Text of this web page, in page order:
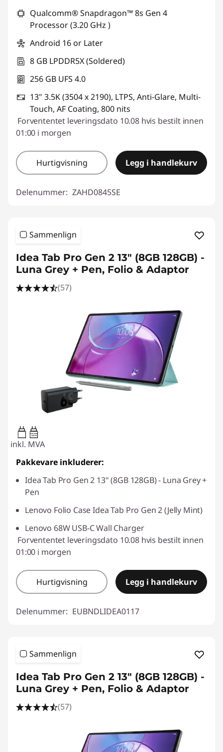
Qualcomm® Snapdragon™ 8s Gen 4
Processor (3.20 GHz )
Android 16 or Later
8 GB LPDDR5X (Soldered)
256 GB UFS 4.0
13" 3.5K (3504 x 2190), LTPS, Anti-Glare, Multi-
Touch, AF Coating, 800 nits
Forvententet leveringsdato 10.08 hvis bestilt innen
01:00 i morgen
Hurtigvisning Legg i handlekurv
Delenummer: ZAHD0845SE
Sammenlign
Idea Tab Pro Gen 2 13" (8GB 128GB) -
Luna Grey + Pen, Folio & Adaptor
(57)
20W-60W
USB PD
inkl. MVA
Pakkevare inkluderer:
Idea Tab Pro Gen 2 13" (8GB 128GB) - Luna Grey +
Pen
Lenovo Folio Case Idea Tab Pro Gen 2 (Jelly Mint)
Lenovo 68W USB-C Wall Charger
Forvententet leveringsdato 10.08 hvis bestilt innen
01:00 i morgen
Hurtigvisning Legg i handlekurv
Delenummer: EUBNDLIDEA0117
Sammenlign
Idea Tab Pro Gen 2 13" (8GB 128GB) -
Luna Grey + Pen, Folio & Adaptor
(57)